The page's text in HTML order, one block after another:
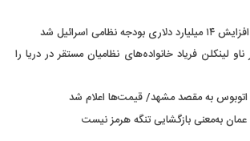
نظامی اسرائیل شد
لینکلن فریاد خانواده‌های نظامیان مستقر در دریا را
به مقصد مشهد/ قیمت‌ها اعلام شد
عمان به‌معنی بازگشایی تنگه هرمز نیست